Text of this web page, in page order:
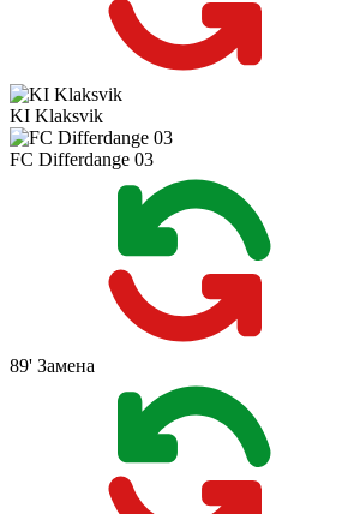
KI Klaksvik
FC Differdange 03
89' Замена